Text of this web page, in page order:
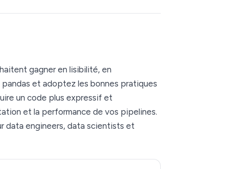
gagner en lisibilité, en
et adoptez les bonnes pratiques
un code plus expressif et
et la performance de vos pipelines.
data engineers, data scientists et